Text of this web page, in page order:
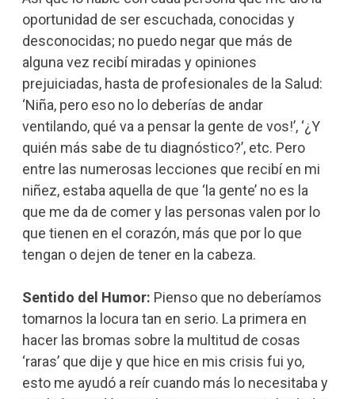
oportunidad de ser escuchada, conocidas y
desconocidas; no puedo negar que más de
alguna vez recibí miradas y opiniones
prejuiciadas, hasta de profesionales de la Salud:
‘Niña, pero eso no lo deberías de andar
ventilando, qué va a pensar la gente de vos!’, ‘¿Y
quién más sabe de tu diagnóstico?’, etc. Pero
entre las numerosas lecciones que recibí en mi
niñez, estaba aquella de que ‘la gente’ no es la
que me da de comer y las personas valen por lo
que tienen en el corazón, más que por lo que
tengan o dejen de tener en la cabeza.
Sentido del Humor: Pienso que no deberíamos
tomarnos la locura tan en serio. La primera en
hacer las bromas sobre la multitud de cosas
‘raras’ que dije y que hice en mis crisis fui yo,
esto me ayudó a reír cuando más lo necesitaba y